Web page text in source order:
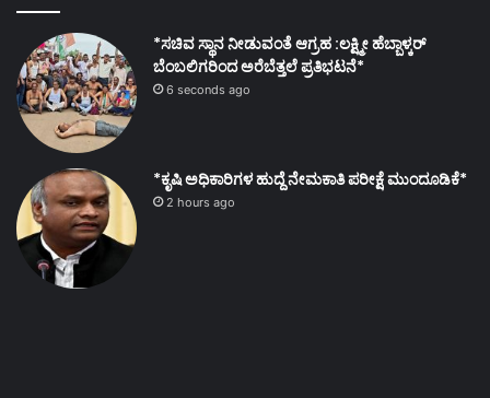
*ಸಚಿವ ಸ್ಥಾನ ನೀಡುವಂತೆ ಆಗ್ರಹ :ಲಕ್ಷ್ಮೀ ಹೆಬ್ಬಾಳ್ಕರ್
ಬೆಂಬಲಿಗರಿಂದ ಅರೆಬೆತ್ತಲೆ ಪ್ರತಿಭಟನೆ*
6 seconds ago
*ಕೃಷಿ ಅಧಿಕಾರಿಗಳ ಹುದ್ದೆ ನೇಮಕಾತಿ ಪರೀಕ್ಷೆ ಮುಂದೂಡಿಕೆ*
2 hours ago